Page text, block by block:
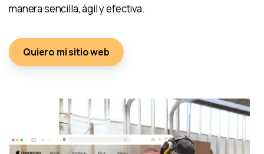
manera sencilla, ágil y efectiva.
Quiero mi sitio web